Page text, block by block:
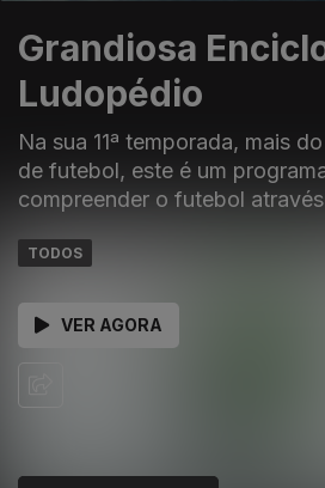
Grandiosa
Ludopédio
Na sua 11ª temporada, mais
de futebol, este é um
compreender o futebol
TODOS
VER AGORA